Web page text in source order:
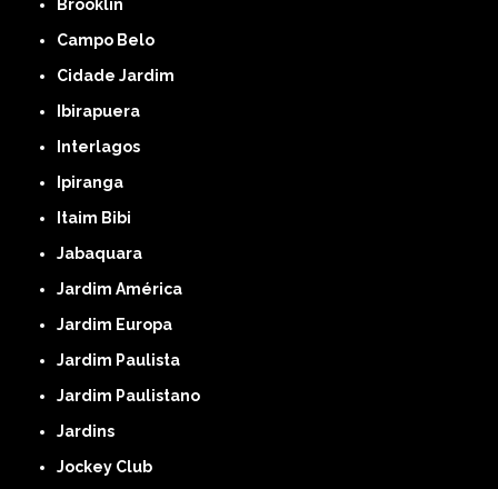
Brooklin
Campo Belo
Cidade Jardim
Ibirapuera
Interlagos
Ipiranga
Itaim Bibi
Jabaquara
Jardim América
Jardim Europa
Jardim Paulista
Jardim Paulistano
Jardins
Jockey Club